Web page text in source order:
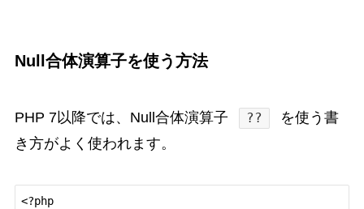
Null合体演算子を使う方法
PHP 7以降では、Null合体演算子 ??
を使う書
き方がよく使われます。
<?php